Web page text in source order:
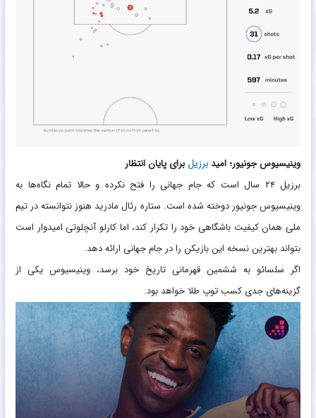
وینیسیوس جونیور؛ امیدبرزیل برای پایان انتظار
برزیل ۲۴ سال است که جام جهانی را فتح نکرده و حالا تمام نگاه‌ها به
وینیسیوس جونیور دوخته شده است. ستاره رئال مادرید هنوز نتوانسته در تیم
ملی همان کیفیت باشگاهی خود را تکرار کند، اما کارلو آنچلوتی امیدوار است
بتواند بهترین نسخه این بازیکن را در جام جهانی ارائه دهد.
اگر سلسائو به ششمین قهرمانی تاریخ خود برسد، وینیسیوس یکی از
گزینه‌های جدی کسب توپ طلا خواهد بود.